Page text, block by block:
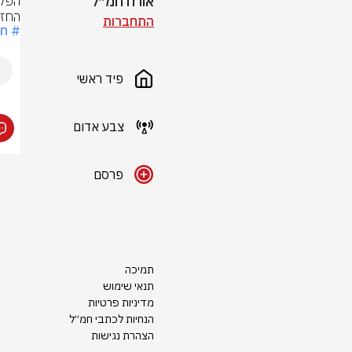
התחברות
פיד ראשי
צבע אדום
פרסם
תמיכה
תנאי שימוש
מדיניות פרטיות
הנחיות לכתבי חמ״ל
הצהרת נגישות
#